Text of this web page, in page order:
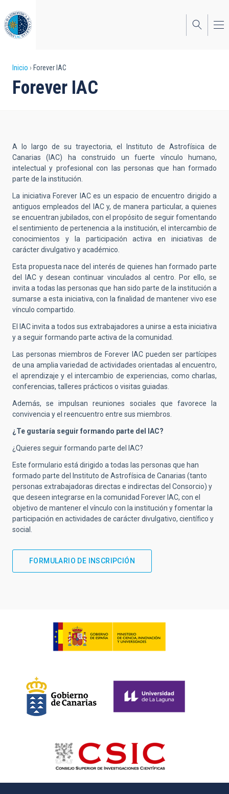
al
contenido
principal
Sobrescribir
enlaces
a
la
navegación
Inicio Forever IAC
Forever IAC
A lo largo de su trayectoria, el Instituto de Astrofísica de
Canarias (IAC) ha construido un fuerte vínculo humano,
intelectual y profesional con las personas que han formado
parte de la institución.
La iniciativa Forever IAC es un espacio de encuentro dirigido a
antiguos empleados del IAC y, de manera particular, a quienes
se encuentran jubilados, con el propósito de seguir fomentando
el sentimiento de pertenencia a la institución, el intercambio de
conocimientos y la participación activa en iniciativas de
carácter divulgativo y académico.
Esta propuesta nace del interés de quienes han formado parte
del IAC y desean continuar vinculados al centro. Por ello, se
invita a todas las personas que han sido parte de la institución a
sumarse a esta iniciativa, con la finalidad de mantener vivo ese
vínculo compartido.
El IAC invita a todos sus extrabajadores a unirse a esta iniciativa
y a seguir formando parte activa de la comunidad.
Las personas miembros de Forever IAC pueden ser partícipes
de una amplia variedad de actividades orientadas al encuentro,
el aprendizaje y el intercambio de experiencias, como charlas,
conferencias, talleres prácticos o visitas guiadas.
Además, se impulsan reuniones sociales que favorece la
convivencia y el reencuentro entre sus miembros.
¿Te gustaría seguir formando parte del IAC?
¿Quieres seguir formando parte del IAC?
Este formulario está dirigido a todas las personas que han
formado parte del Instituto de Astrofísica de Canarias (tanto
personas extrabajadoras directas e indirectas del Consorcio) y
que deseen integrarse en la comunidad Forever IAC, con el
objetivo de mantener el vínculo con la institución y fomentar la
participación en actividades de carácter divulgativo, científico y
social.
FORMULARIO DE INSCRIPCIÓN